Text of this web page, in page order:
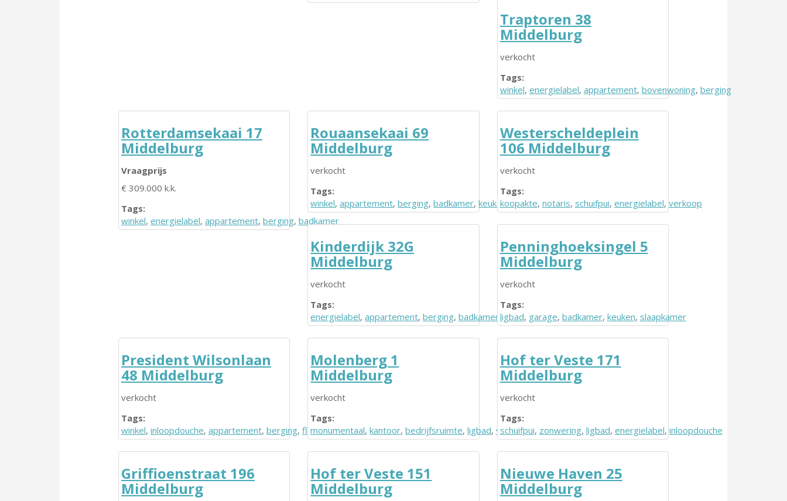
Traptoren 38
Middelburg
verkocht
Tags:
winkel, energielabel, appartement, bovenwoning, berging
Rotterdamsekaai 17
Middelburg
Vraagprijs
€ 309.000 k.k.
Tags:
winkel, energielabel, appartement, berging, badkamer
Rouaansekaai 69
Middelburg
verkocht
Tags:
winkel,appartement,berging,badkamer,keuken
Westerscheldeplein
106 Middelburg
verkocht
Tags:
koopakte, notaris, schuifpui, energielabel, verkoop
Kinderdijk 32G
Middelburg
verkocht
Tags:
energielabel,appartement,berging,badkamer ,keuken
Penninghoeksingel 5
Middelburg
verkocht
Tags:
ligbad, garage, badkamer, keuken, slaapkamer
President Wilsonlaan
48 Middelburg
verkocht
Tags:
winkel, inloopdouche, appartement, berging, flat
Molenberg 1
Middelburg
verkocht
Tags:
monumentaal,kantoor,bedrijfsruimte,ligbad,verhuur
Hof ter Veste 171
Middelburg
verkocht
Tags:
schuifpui, zonwering, ligbad, energielabel, inloopdouche
Griffioenstraat 196
Middelburg
Hof ter Veste 151
Middelburg
Nieuwe Haven 25
Middelburg